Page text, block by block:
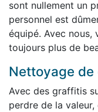
sont nullement un
personnel est
équipé. Avec
toujours plus de
Nettoyage
Avec des graffitis
perdre de la